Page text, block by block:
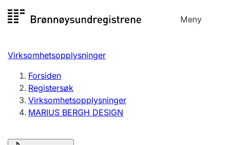
til
Meny
Registersøk
Aksjeselskap
Enkeltpersonforetak
Registrere, endre, slette
Virksomhetsopplysninger
Forsiden
Registersøk
Virksomhetsopplysninger
MARIUS BERGH DESIGN